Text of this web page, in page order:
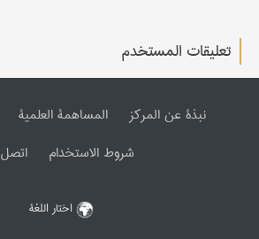
تعليقات المستخدم
نبذة عن المرکز المساهمة العلمیة
شروط الاستخدام
اتصل
اختار اللغة